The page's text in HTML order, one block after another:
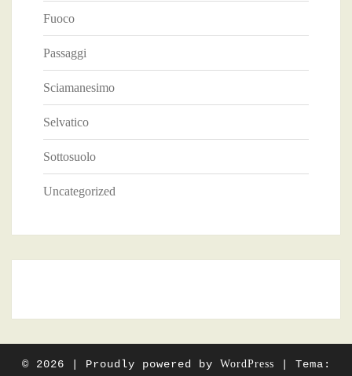
Fuoco
Passaggi
Sciamanesimo
Selvatico
Sottosuolo
Uncategorized
© 2026 Proudly powered by WordPress Tema: